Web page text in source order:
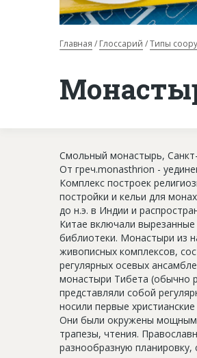
Главная Глоссарий Типы
Смольный монастырь,
От греч.monasthrion -
Комплекс построек
постройки и кельи для
до н.э. в Индии и
Китае включали
библиотеки. Монастыри из
живописных комплексов,
регулярных осевых
монастыри Тибета (обычно
представляли собой
носили первые
Они были окружены
трапезы, чтения.
разнообразную